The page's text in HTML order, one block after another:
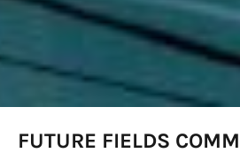
FUTURE FIELDS